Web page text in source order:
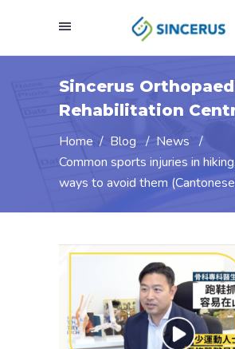
Sincerus
Rehabilitation
Home / Blog / News /
Common sports injuries in
ways to avoid them